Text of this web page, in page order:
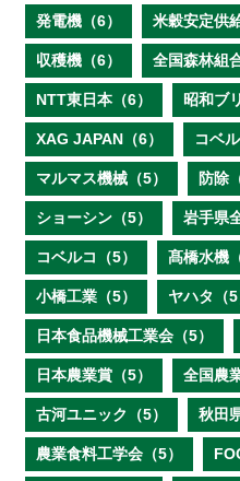
発電機（6） 米穀安定供
収穫機（6） 全国森林組
NTT東日本（6） 昭和ブ
XAG JAPAN（6） コベ
マルマス機械（5） 防除
ショーシン（5） 岩手県
コベルコ（5） 髙橋水機
小橋工業（5） ヤハタ（5
日本食品機械工業会（5）
日本農業賞（5） 全国農
古河ユニック（5） 秋田
農業食料工学会（5）